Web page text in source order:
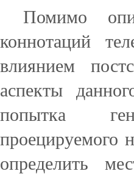
Помимо
коннотаций
влиянием
аспекты
попытка
проецируемого
определить